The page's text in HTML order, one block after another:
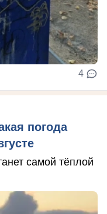
4
погода
самой тёплой